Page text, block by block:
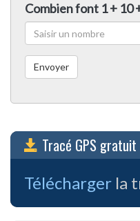
Combien font 1 + 10
Tracé GPS gratuit
Télécharger la